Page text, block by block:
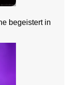
begeistert in